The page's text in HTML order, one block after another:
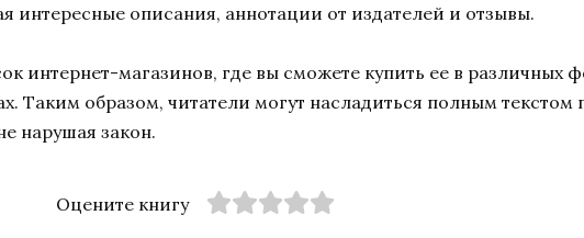
интересные описания, аннотации от издателей и отзывы.
интернет-магазинов, где вы сможете купить ее в различных
Таким образом, читатели могут насладиться полным текстом
нарушая закон.
Оцените книгу